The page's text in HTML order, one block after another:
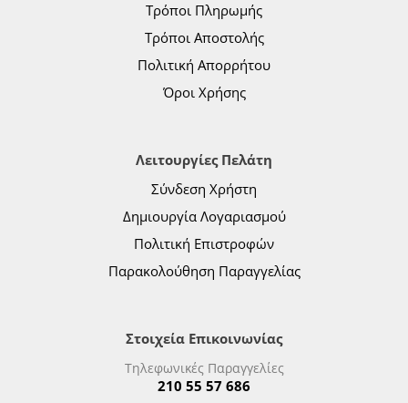
Τρόποι Πληρωμής
Τρόποι Αποστολής
Πολιτική Απορρήτου
Όροι Χρήσης
Λειτουργίες Πελάτη
Σύνδεση Χρήστη
Δημιουργία Λογαριασμού
Πολιτική Επιστροφών
Παρακολούθηση Παραγγελίας
Στοιχεία Επικοινωνίας
Τηλεφωνικές Παραγγελίες
210 55 57 686